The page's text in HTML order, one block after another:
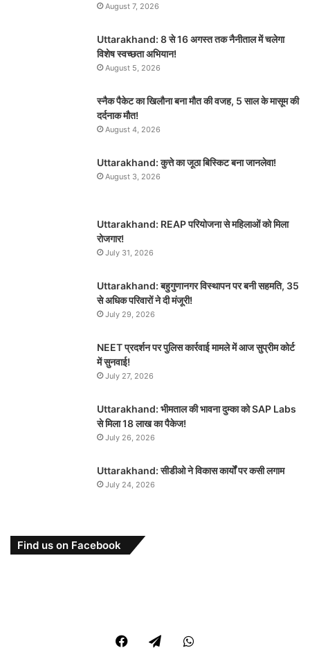
August 7, 2026
Uttarakhand: 8 से 16 अगस्त तक नैनीताल में चलेगा
विशेष स्वच्छता अभियान!
August 5, 2026
स्नैक पैकेट का खिलौना बना मौत की वजह, 5 साल के मासूम की
दर्दनाक मौत!
August 4, 2026
Uttarakhand: कुत्ते का जूठा बिस्किट बना जानलेवा!
August 3, 2026
Uttarakhand: REAP परियोजना से महिलाओं को मिला
रोजगार!
July 31, 2026
Uttarakhand: बहुगुणानगर विस्थापन पर बनी सहमति, 35
से अधिक परिवारों ने दी मंजूरी!
July 29, 2026
NEET प्रदर्शन पर पुलिस कार्रवाई मामले में आज सुप्रीम कोर्ट
में सुनवाई!
July 27, 2026
Uttarakhand: भीमताल की भावना दुम्का को SAP Labs
से मिला 18 लाख का पैकेज!
July 26, 2026
Uttarakhand: सीडीओ ने विकास कार्यों पर कसी लगाम
July 24, 2026
Find us on Facebook
FacebookTelegramWhatsApp